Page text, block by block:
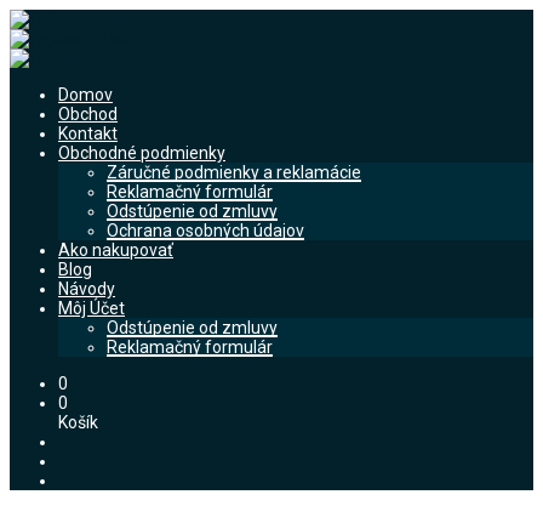
Domov
Obchod
Kontakt
Obchodné podmienky
Záručné podmienky a reklamácie
Reklamačný formulár
Odstúpenie od zmluvy
Ochrana osobných údajov
Ako nakupovať
Blog
Návody
Môj Účet
Odstúpenie od zmluvy
Reklamačný formulár
0
0
Košík